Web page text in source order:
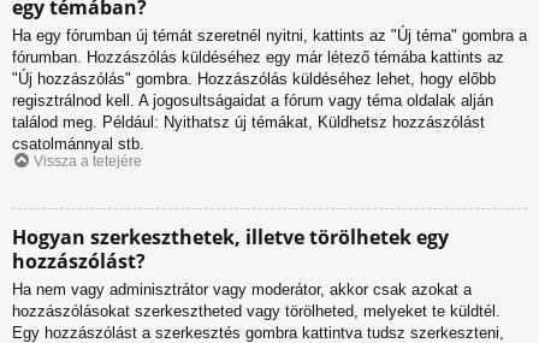
egy témában?
Ha egy fórumban új témát szeretnél nyitni, kattints az "Új téma" gombra a
fórumban. Hozzászólás küldéséhez egy már létező témába kattints az
"Új hozzászólás" gombra. Hozzászólás küldéséhez lehet, hogy előbb
regisztrálnod kell. A jogosultságaidat a fórum vagy téma oldalak alján
találod meg. Például: Nyithatsz új témákat, Küldhetsz hozzászólást
csatolmánnyal stb.
Vissza a tetejére
Hogyan szerkeszthetek, illetve törölhetek egy
hozzászólást?
Ha nem vagy adminisztrátor vagy moderátor, akkor csak azokat a
hozzászólásokat szerkesztheted vagy törölheted, melyeket te küldtél.
Egy hozzászólást a szerkesztés gombra kattintva tudsz szerkeszteni,